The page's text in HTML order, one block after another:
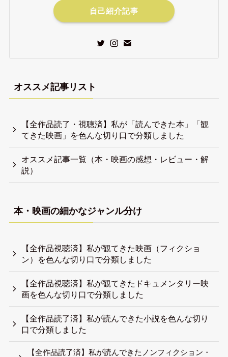
自己紹介記事
オススメ記事リスト
【全作品読了・視聴済】私が「読んできた本」「観
てきた映画」を色んな切り口で分類しました
オススメ記事一覧（本・映画の感想・レビュー・解
説）
本・映画の細かなジャンル分け
【全作品視聴済】私が観てきた映画（フィクショ
ン）を色んな切り口で分類しました
【全作品視聴済】私が観てきたドキュメンタリー映
画を色んな切り口で分類しました
【全作品読了済】私が読んできた小説を色んな切り
口で分類しました
【全作品読了済】私が読んできたノンフィクション・